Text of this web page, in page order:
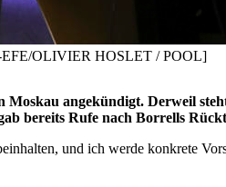
EFE/OLIVIER HOSLET / POOL]
angekündigt. Derweil
bereits Rufe nach Borrells
und ich werde konkrete